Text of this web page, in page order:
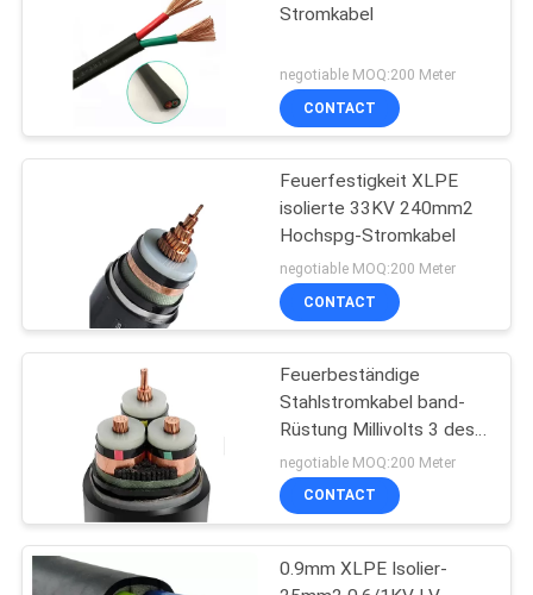
Stromkabel
negotiable MOQ:200 Meter
CONTACT
Feuerfestigkeit XLPE
isolierte 33KV 240mm2
Hochspg-Stromkabel
negotiable MOQ:200 Meter
CONTACT
Feuerbeständige
Stahlstromkabel band-
Rüstung Millivolts 3 des
Kern-4 Kern-XLPE
negotiable MOQ:200 Meter
CONTACT
0.9mm XLPE Isolier-